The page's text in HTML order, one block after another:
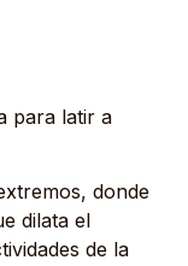
para latir a
donde
dilata el
de la